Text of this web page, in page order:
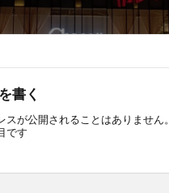
書く
スが公開されることはありません。
です